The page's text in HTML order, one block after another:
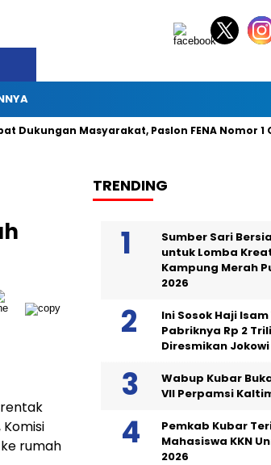
Masyarakat, Paslon FENA Nomor 1
rumah
TRENDING
Sumber Sari
untuk Lomba
Kampung Merah
2026
Ini Sosok Haji
Pabriknya Rp 2
Diresmikan Jokowi
Wabup Kubar
VII Perpamsi
Pemkab Kubar
Mahasiswa KKN
2026